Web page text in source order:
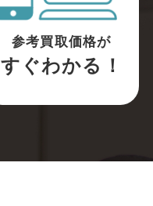
参考買取価格が
すぐわかる！